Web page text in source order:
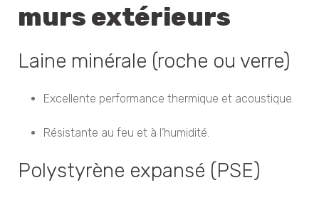
murs extérieurs
Laine minérale (roche ou verre)
Excellente performance thermique et acoustique.
Résistante au feu et à l’humidité.
Polystyrène expansé (PSE)